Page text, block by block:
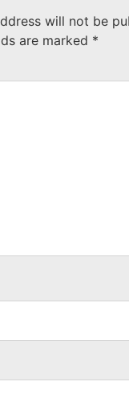
will not be
are marked *